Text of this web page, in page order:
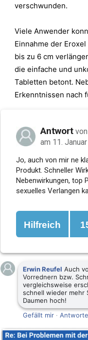
verschwunden.
Viele Anwender
Einnahme der
bis zu 6 cm
die einfache und
Tabletten betont.
Erkenntnissen nach
Antwort von
am 11.
Jo, auch von mir ne
Produkt. Schneller
Nebenwirkungen, top
sexuelles Verlangen
Hilfreich
Erwin Reufel Auch
Vorrednern bzw.
vergleichsweise
schnell wieder mehr
Daumen hoch!
Gefällt mir ·